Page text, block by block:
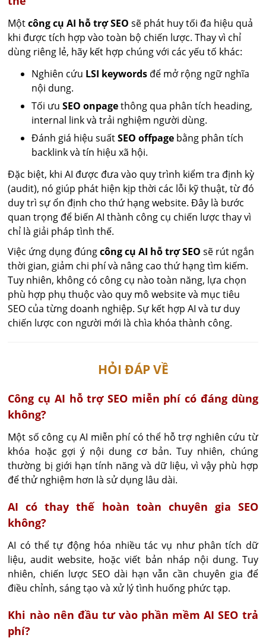
Mộtcông cụ AI hỗ trợ SEO sẽ phát huy tối đa hiệu quả
khi được tích hợp vào toàn bộ chiến lược. Thay vì chỉ
dùng riêng lẻ, hãy kết hợp chúng với các yếu tố khác:
Nghiên cứu LSI keywords để mở rộng ngữ nghĩa
nội dung.
Tối ưuSEO onpagethông qua phân tích heading,
internal link và trải nghiệm người dùng.
Đánh giá hiệu suấtSEO offpage bằng phân tích
backlink và tín hiệu xã hội.
Đặc biệt, khi AI được đưa vào quy trình kiểm tra định kỳ
(audit), nó giúp phát hiện kịp thời các lỗi kỹ thuật, từ đó
duy trì sự ổn định cho thứ hạng website. Đây là bước
quan trọng để biến AI thành công cụ chiến lược thay vì
chỉ là giải pháp tình thế.
Việc ứng dụng đúngcông cụ AI hỗ trợ SEO sẽ rút ngắn
thời gian, giảm chi phí và nâng cao thứ hạng tìm kiếm.
Tuy nhiên, không có công cụ nào toàn năng, lựa chọn
phù hợp phụ thuộc vào quy mô website và mục tiêu
SEO của từng doanh nghiệp. Sự kết hợp AI và tư duy
chiến lược con người mới là chìa khóa thành công.
HỎI ĐÁP VỀ
Công cụ AI hỗ trợ SEO miễn phí có đáng dùng
không?
Một số công cụ AI miễn phí có thể hỗ trợ nghiên cứu từ
khóa hoặc gợi ý nội dung cơ bản. Tuy nhiên, chúng
thường bị giới hạn tính năng và dữ liệu, vì vậy phù hợp
để thử nghiệm hơn là sử dụng lâu dài.
AI có thay thế hoàn toàn chuyên gia SEO
không?
AI có thể tự động hóa nhiều tác vụ như phân tích dữ
liệu, audit website, hoặc viết bản nháp nội dung. Tuy
nhiên, chiến lược SEO dài hạn vẫn cần chuyên gia để
điều chỉnh, sáng tạo và xử lý tình huống phức tạp.
Khi nào nên đầu tư vào phần mềm AI SEO trả
phí?